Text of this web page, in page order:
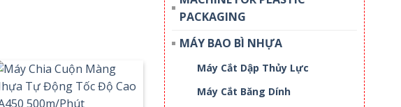
PACKAGING
MÁY BAO BÌ NHỰA
Máy Cắt Dập Thủy Lực
Máy Cắt Băng Dính